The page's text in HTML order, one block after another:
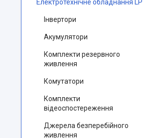
Електротехнічне обладнання LP
Інвертори
Акумулятори
Комплекти резервного
живлення
Комутатори
Комплекти
відеоспостереження
Джерела безперебійного
живлення